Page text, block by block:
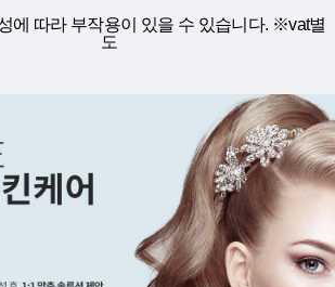
에 따라 부작용이 있을 수 있습니다. ※vat별
도